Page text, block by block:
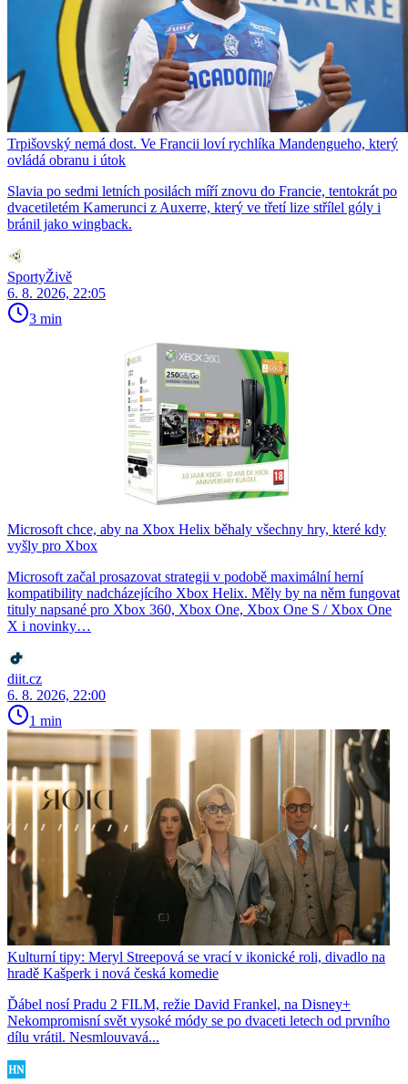
Trpišovský nemá dost. Ve Francii loví rychlíka Mandengueho, který
ovládá obranu i útok
Slavia po sedmi letních posilách míří znovu do Francie, tentokrát po
dvacetiletém Kamerunci z Auxerre, který ve třetí lize střílel góly i
bránil jako wingback.
SportyŽivě
6. 8. 2026, 22:05
3 min
Microsoft chce, aby na Xbox Helix běhaly všechny hry, které kdy
vyšly pro Xbox
Microsoft začal prosazovat strategii v podobě maximální herní
kompatibility nadcházejícího Xbox Helix. Měly by na něm fungovat
tituly napsané pro Xbox 360, Xbox One, Xbox One S / Xbox One
X i novinky…
diit.cz
6. 8. 2026, 22:00
1 min
Kulturní tipy: Meryl Streepová se vrací v ikonické roli, divadlo na
hradě Kašperk i nová česká komedie
Ďábel nosí Pradu 2 FILM, režie David Frankel, na Disney+
Nekompromisní svět vysoké módy se po dvaceti letech od prvního
dílu vrátil. Nesmlouvavá...